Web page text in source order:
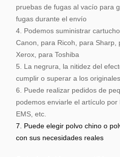
pruebas de fugas al vacío para
fugas durante el envío
4. Podemos suministrar
Canon, para Ricoh, para Sharp,
Xerox, para Toshiba
5. La negrura, la nitidez del
cumplir o superar a los originales
6. Puede realizar pedidos de
podemos enviarle el artículo por
EMS, etc.
7. Puede elegir polvo chino o
con sus necesidades reales